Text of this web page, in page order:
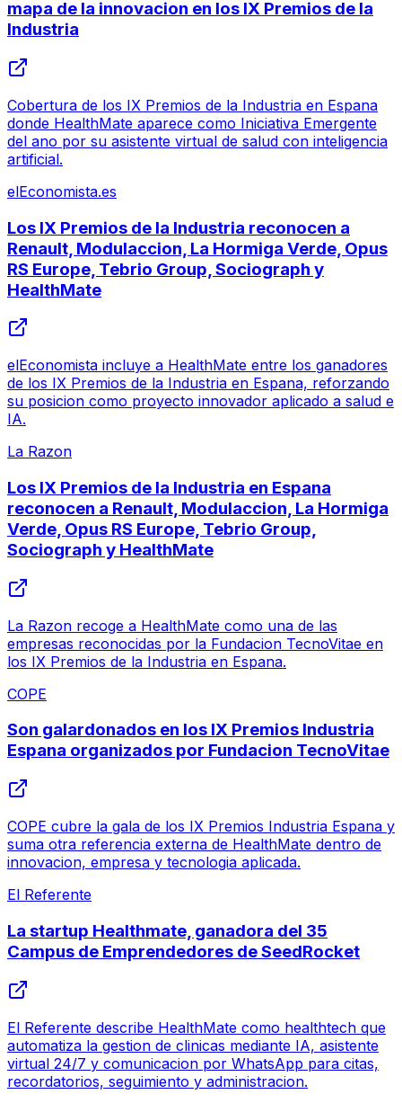
mapa de la innovacion en los IX Premios de la
Industria
Cobertura de los IX Premios de la Industria en Espana
donde HealthMate aparece como Iniciativa Emergente
del ano por su asistente virtual de salud con inteligencia
artificial.
elEconomista.es
Los IX Premios de la Industria reconocen a
Renault, Modulaccion, La Hormiga Verde, Opus
RS Europe, Tebrio Group, Sociograph y
HealthMate
elEconomista incluye a HealthMate entre los ganadores
de los IX Premios de la Industria en Espana, reforzando
su posicion como proyecto innovador aplicado a salud e
IA.
La Razon
Los IX Premios de la Industria en Espana
reconocen a Renault, Modulaccion, La Hormiga
Verde, Opus RS Europe, Tebrio Group,
Sociograph y HealthMate
La Razon recoge a HealthMate como una de las
empresas reconocidas por la Fundacion TecnoVitae en
los IX Premios de la Industria en Espana.
COPE
Son galardonados en los IX Premios Industria
Espana organizados por Fundacion TecnoVitae
COPE cubre la gala de los IX Premios Industria Espana y
suma otra referencia externa de HealthMate dentro de
innovacion, empresa y tecnologia aplicada.
El Referente
La startup Healthmate, ganadora del 35
Campus de Emprendedores de SeedRocket
El Referente describe HealthMate como healthtech que
automatiza la gestion de clinicas mediante IA, asistente
virtual 24/7 y comunicacion por WhatsApp para citas,
recordatorios, seguimiento y administracion.